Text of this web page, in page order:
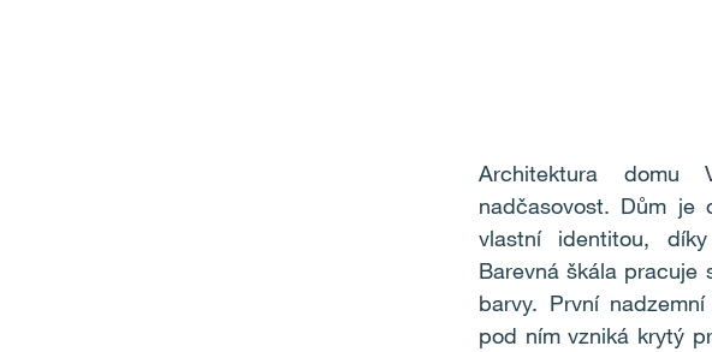
Architektura domu
nadčasovost. Dům
vlastní identitou,
Barevná škála pracuje
barvy. První
pod ním vzniká krytý